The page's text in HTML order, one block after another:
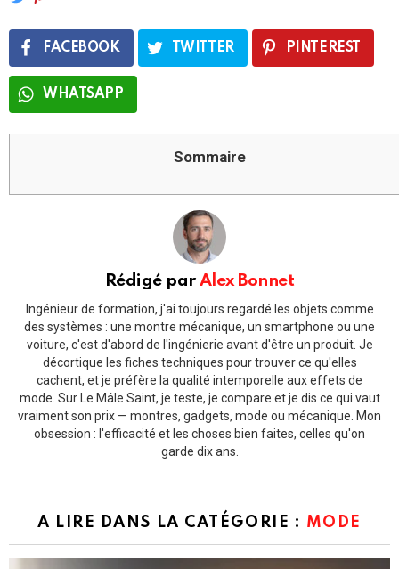
FACEBOOK TWITTER PINTEREST
WHATSAPP
Sommaire
Rédigé par Alex Bonnet
Ingénieur de formation, j'ai toujours regardé les objets comme
des systèmes : une montre mécanique, un smartphone ou une
voiture, c'est d'abord de l'ingénierie avant d'être un produit. Je
décortique les fiches techniques pour trouver ce qu'elles
cachent, et je préfère la qualité intemporelle aux effets de
mode. Sur Le Mâle Saint, je teste, je compare et je dis ce qui vaut
vraiment son prix — montres, gadgets, mode ou mécanique. Mon
obsession : l'efficacité et les choses bien faites, celles qu'on
garde dix ans.
A LIRE DANS LA CATÉGORIE : MODE